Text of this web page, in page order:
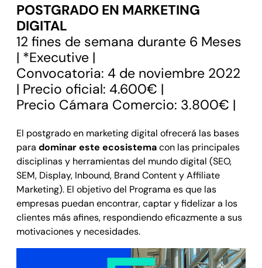
POSTGRADO EN MARKETING
DIGITAL
12 fines de semana durante 6 Meses
| *Executive |
Convocatoria: 4 de noviembre 2022
| Precio oficial: 4.600€ |
Precio Cámara Comercio: 3.800€ |
El postgrado en marketing digital ofrecerá las bases
para dominar este ecosistemacon las principales
disciplinas y herramientas del mundo digital (SEO,
SEM, Display, Inbound, Brand Content y Affiliate
Marketing). El objetivo del Programa es que las
empresas puedan encontrar, captar y fidelizar a los
clientes más afines, respondiendo eficazmente a sus
motivaciones y necesidades.